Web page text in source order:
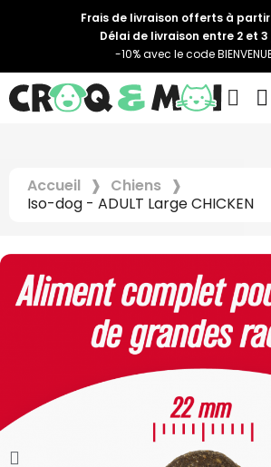
Frais de livraison offerts à
Délai de livraison entre 2 et 3
-10% avec le code
Accueil
Chiens
Iso-dog - ADULT Large CHICKEN